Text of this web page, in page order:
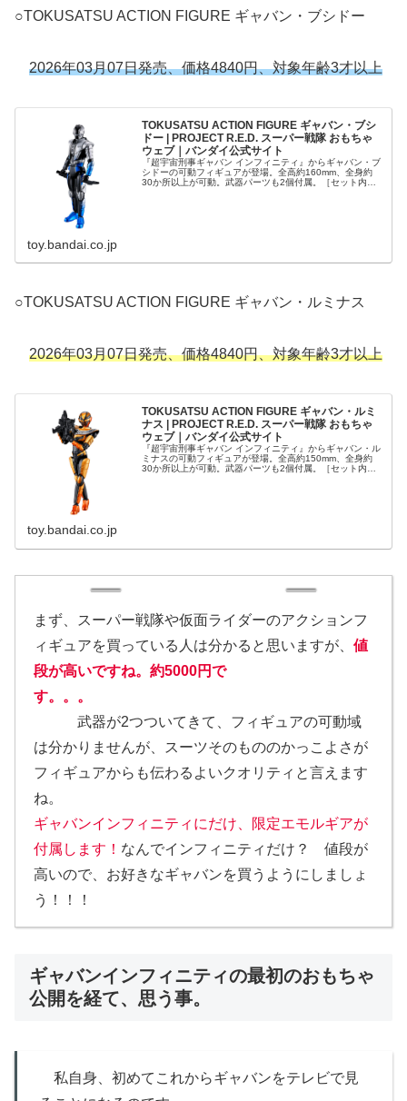
○TOKUSATSU ACTION FIGURE ギャバン・ブシドー
2026年03月07日発売、価格4840円、対象年齢3才以上
TOKUSATSU ACTION FIGURE ギャバン・ブシ
ドー | PROJECT R.E.D. スーパー戦隊 おもちゃ
ウェブ｜バンダイ公式サイト
『超宇宙刑事ギャバン インフィニティ』からギャバン・ブ
シドーの可動フィギュアが登場。全高約160mm、全身約
30か所以上が可動。武器パーツも2個付属。［セット内
toy.bandai.co.jp
○TOKUSATSU ACTION FIGURE ギャバン・ルミナス
2026年03月07日発売、価格4840円、対象年齢3才以上
TOKUSATSU ACTION FIGURE ギャバン・ルミ
ナス | PROJECT R.E.D. スーパー戦隊 おもちゃ
ウェブ｜バンダイ公式サイト
『超宇宙刑事ギャバン インフィニティ』からギャバン・ル
ミナスの可動フィギュアが登場。全高約150mm、全身約
30か所以上が可動。武器パーツも2個付属。［セット内
toy.bandai.co.jp
まず、スーパー戦隊や仮面ライダーのアクションフ
ィギュアを買っている人は分かると思いますが、 値
段が高いですね。約5000円で
す。。。
武器が2つついてきて、フィギュアの可動域
は分かりませんが、スーツそのもののかっこよさが
フィギュアからも伝わるよいクオリティと言えます
ね。
ギャバンインフィニティにだけ、限定エモルギアが
付属します！ なんでインフィニティだけ？ 値段が
高いので、お好きなギャバンを買うようにしましょ
う！！！
ギャバンインフィニティの最初のおもちゃ
公開を経て、思う事。
私自身、初めてこれからギャバンをテレビで見